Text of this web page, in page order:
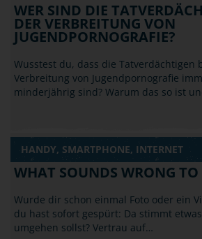
WER SIND DIE
DER VERBREITUNG VON
JUGENDPORNOGRAFIE?
Wusstest du, dass die Tatverdächtigen
Verbreitung von Jugendpornografie
minderjährig sind? Warum das so ist
HANDY, SMARTPHONE, INTERNET
WHAT SOUNDS WRONG TO
Wurde dir schon einmal Foto oder ein
du hast sofort gespürt: Da stimmt
umgehen sollst? Vertrau auf…